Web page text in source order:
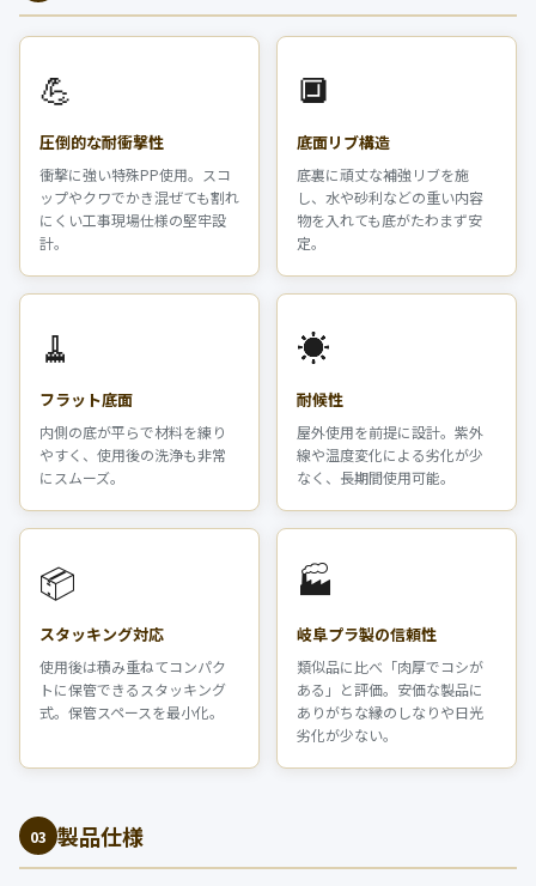
💪
圧倒的な耐衝撃性
衝撃に強い特殊PP使用。スコ
ップやクワでかき混ぜても割れ
にくい工事現場仕様の堅牢設
計。
🔲
底面リブ構造
底裏に頑丈な補強リブを施
し、水や砂利などの重い内容
物を入れても底がたわまず安
定。
🧹
フラット底面
内側の底が平らで材料を練り
やすく、使用後の洗浄も非常
にスムーズ。
☀️
耐候性
屋外使用を前提に設計。紫外
線や温度変化による劣化が少
なく、長期間使用可能。
📦
スタッキング対応
使用後は積み重ねてコンパク
トに保管できるスタッキング
式。保管スペースを最小化。
🏭
岐阜プラ製の信頼性
類似品に比べ「肉厚でコシが
ある」と評価。安価な製品に
ありがちな縁のしなりや日光
劣化が少ない。
03 製品仕様